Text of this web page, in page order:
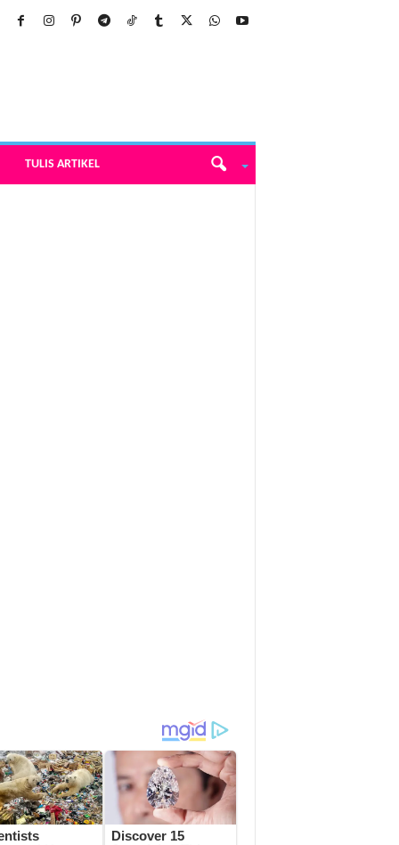
TULIS ARTIKEL